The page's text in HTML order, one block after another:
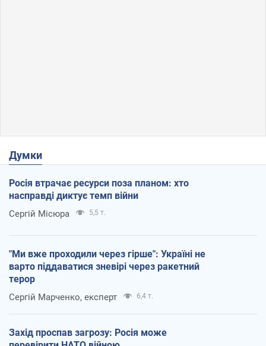
Думки
Росія втрачає ресурси поза планом: хто
насправді диктує темп війни
Сергій Місюра 5,5 т.
"Ми вже проходили через гірше": Україні не
варто піддаватися зневірі через ракетний
терор
Сергій Марченко, експерт 6,4 т.
Захід проспав загрозу: Росія може